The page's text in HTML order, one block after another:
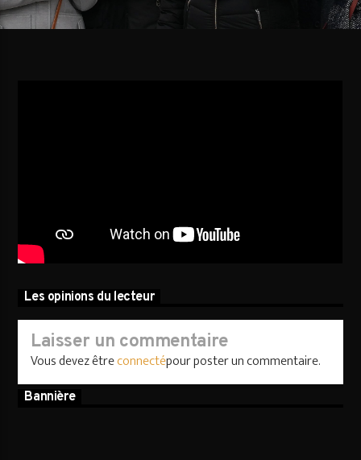
Les opinions du lecteur
Laisser un commentaire
Vous devez êtreconnectépour poster un commentaire.
Bannière